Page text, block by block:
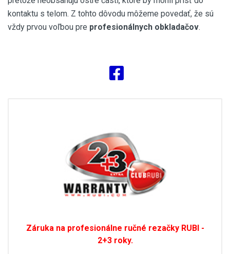
kontaktu s telom. Z tohto dôvodu môžeme povedať, že sú
vždy prvou voľbou pre profesionálnych obkladačov.
Záruka na profesionálne ručné rezačky RUBI -
2+3 roky.